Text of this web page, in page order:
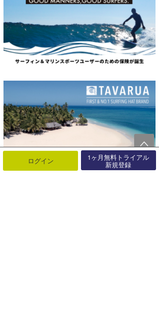
ログイン 1ヶ月無料トライアル
新規登録